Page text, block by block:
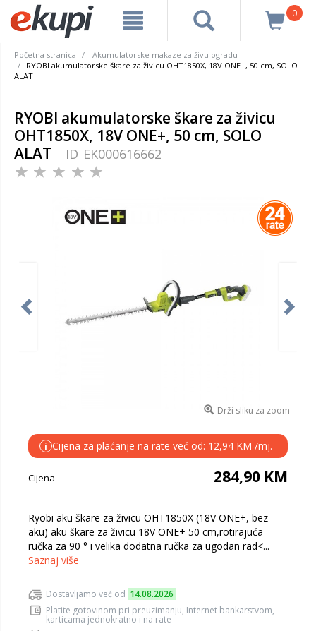
0
Početna stranica
Akumulatorske makaze za živu ogradu
RYOBI akumulatorske škare za živicu OHT1850X, 18V ONE+, 50 cm, SOLO
ALAT
RYOBI akumulatorske škare za živicu
OHT1850X, 18V ONE+, 50 cm, SOLO
ALAT
ID EK000616662
Drži sliku za zoom
i Cijena za plaćanje na rate već od: 12,94 KM /mj.
Cijena 284,90 KM
Ryobi aku škare za živicu OHT1850X (18V ONE+, bez
aku) aku škare za živicu 18V ONE+ 50 cm,rotirajuća
ručka za 90 ° i velika dodatna ručka za ugodan rad<...
Saznaj više
Dostavljamo već od 14.08.2026
Platite gotovinom pri preuzimanju, Internet bankarstvom,
karticama jednokratno i na rate